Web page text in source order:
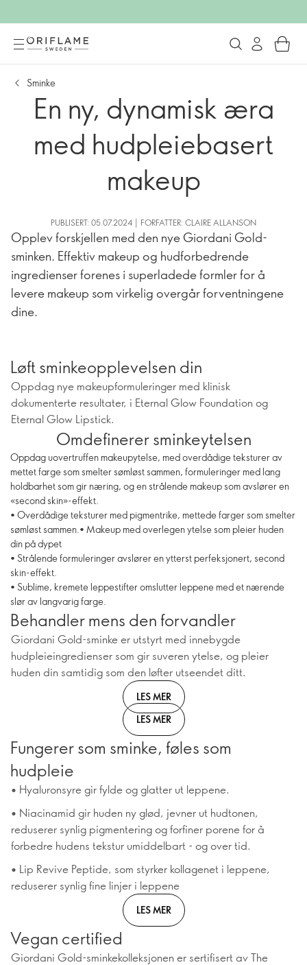
Sminke
En ny, dynamisk æra
med hudpleiebasert
makeup
PUBLISERT: 05.07.2024 | FORFATTER: CLAIRE ALLANSON
Opplev forskjellen med den nye Giordani Gold-
sminken. Effektiv makeup og hudforbedrende
ingredienser forenes i superladede formler for å
levere makeup som virkelig overgår forventningene
dine.
Løft sminkeopplevelsen din
Oppdag nye makeupformuleringer med klinisk
dokumenterte resultater, i Eternal Glow Foundation og
Eternal Glow Lipstick.
Omdefinerer sminkeytelsen
Oppdag uovertruffen makeupytelse, med overdådige teksturer av
mettet farge som smelter sømløst sammen, formuleringer med lang
holdbarhet som gir næring, og en strålende makeup som avslører en
«second skin»-effekt.
• Overdådige teksturer med pigmentrike, mettede farger som smelter
sømløst sammen.• Makeup med overlegen ytelse som pleier huden
din på dypet
• Strålende formuleringer avslører en ytterst perfeksjonert, second
skin-effekt.
• Sublime, kremete leppestifter omslutter leppene med et nærende
slør av langvarig farge.
Behandler mens den forvandler
Giordani Gold-sminke er utstyrt med innebygde
hudpleieingredienser som gir suveren ytelse, og pleier
huden din samtidig som den løfter utseendet ditt.
LES MER
LES MER
Fungerer som sminke, føles som
hudpleie
• Hyaluronsyre gir fylde og glatter ut leppene.
• Niacinamid gir huden ny glød, jevner ut hudtonen,
reduserer synlig pigmentering og forfiner porene for å
forbedre hudens tekstur umiddelbart - og over tid.
• Lip Revive Peptide, som styrker kollagenet i leppene,
reduserer synlig fine linjer i leppene
LES MER
Vegan certified
Giordani Gold-sminkekolleksjonen er sertifisert av The